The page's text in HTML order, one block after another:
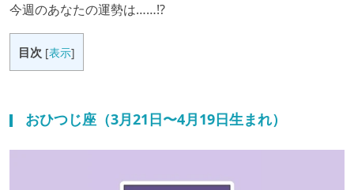
今週のあなたの運勢は……!?
目次 [表示]
おひつじ座（3月21日〜4月19日生まれ）